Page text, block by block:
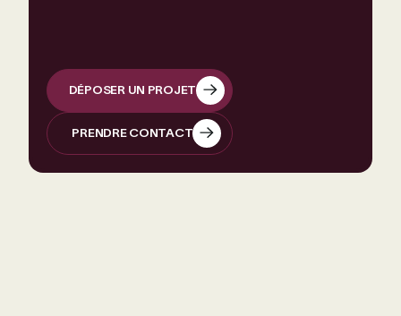
DÉPOSER UN PROJET
PRENDRE CONTACT